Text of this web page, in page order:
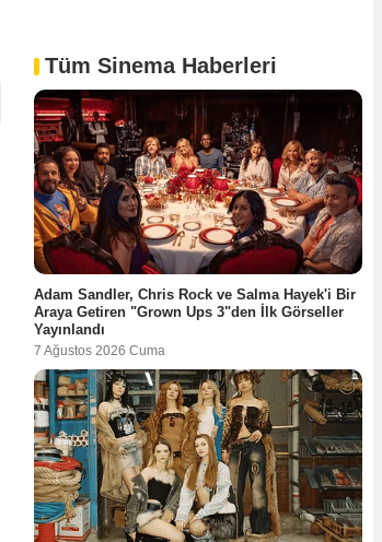
Tüm Sinema Haberleri
Adam Sandler, Chris Rock ve Salma Hayek'i Bir
Araya Getiren "Grown Ups 3"den İlk Görseller
Yayınlandı
7 Ağustos 2026 Cuma